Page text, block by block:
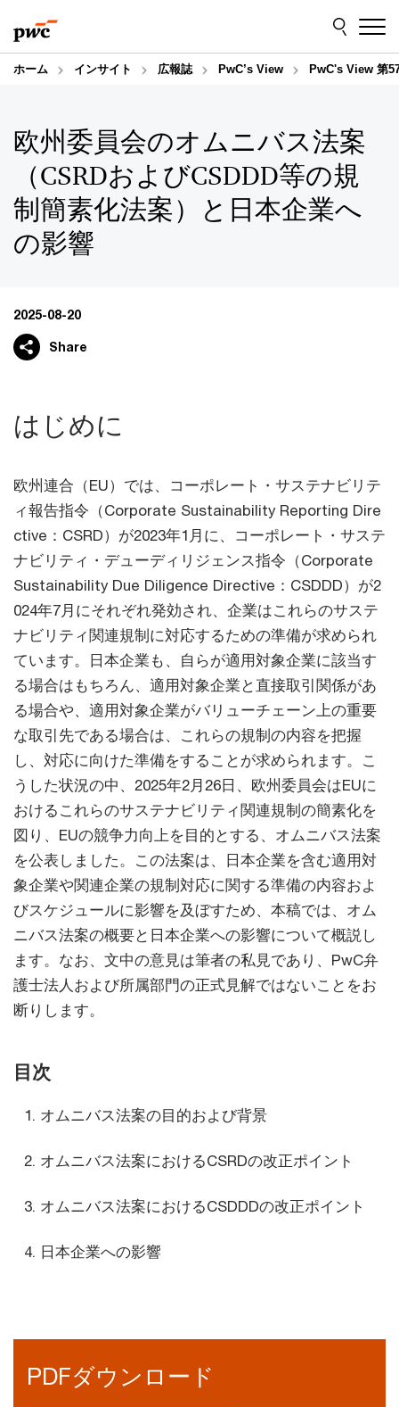
to
content
to
footer
ホーム インサイト 広報誌 PwC’s View PwC's View 第
欧州委員会のオムニバス法案
（CSRDおよびCSDDD等の規
制簡素化法案）と日本企業へ
の影響
2025-08-20
Share
はじめに
欧州連合（EU）では、コーポレート・サステナビリテ
ィ報告指令（Corporate Sustainability Reporting Dire
ctive：CSRD）が2023年1月に、コーポレート・サステ
ナビリティ・デューディリジェンス指令（Corporate
Sustainability Due Diligence Directive：CSDDD）が2
024年7月にそれぞれ発効され、企業はこれらのサステ
ナビリティ関連規制に対応するための準備が求められ
ています。日本企業も、自らが適用対象企業に該当す
る場合はもちろん、適用対象企業と直接取引関係があ
る場合や、適用対象企業がバリューチェーン上の重要
な取引先である場合は、これらの規制の内容を把握
し、対応に向けた準備をすることが求められます。こ
うした状況の中、2025年2月26日、欧州委員会はEUに
おけるこれらのサステナビリティ関連規制の簡素化を
図り、EUの競争力向上を目的とする、オムニバス法案
を公表しました。この法案は、日本企業を含む適用対
象企業や関連企業の規制対応に関する準備の内容およ
びスケジュールに影響を及ぼすため、本稿では、オム
ニバス法案の概要と日本企業への影響について概説し
ます。なお、文中の意見は筆者の私見であり、PwC弁
護士法人および所属部門の正式見解ではないことをお
断りします。
目次
オムニバス法案の目的および背景
オムニバス法案におけるCSRDの改正ポイント
オムニバス法案におけるCSDDDの改正ポイント
日本企業への影響
PDFダウンロード